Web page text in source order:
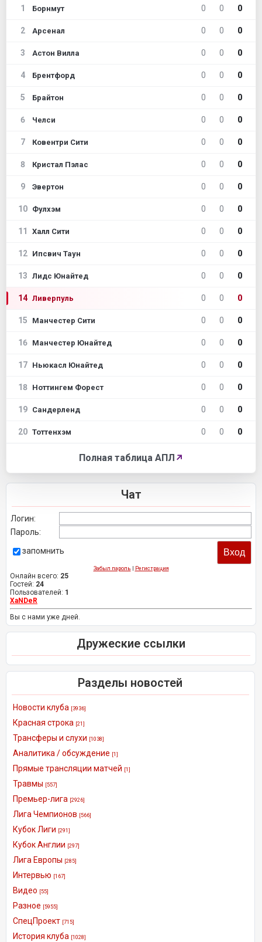
1 Борнмут 0 0 0
2 Арсенал 0 0 0
3 Астон Вилла 0 0 0
4 Брентфорд 0 0 0
5 Брайтон 0 0 0
6 Челси 0 0 0
7 Ковентри Сити 0 0 0
8 Кристал Пэлас 0 0 0
9 Эвертон 0 0 0
10 Фулхэм 0 0 0
11 Халл Сити 0 0 0
12 Ипсвич Таун 0 0 0
13 Лидс Юнайтед 0 0 0
14 Ливерпуль 0 0 0
15 Манчестер Сити 0 0 0
16 Манчестер Юнайтед 0 0 0
17 Ньюкасл Юнайтед 0 0 0
18 Ноттингем Форест 0 0 0
19 Сандерленд 0 0 0
20 Тоттенхэм 0 0 0
Полная таблица АПЛ ↗
Чат
Логин:
Пароль:
запомнить
Забыл пароль | Регистрация
Онлайн всего: 25
Гостей: 24
Пользователей: 1
XaNDeR
Вы с нами уже дней.
Дружеские ссылки
Разделы новостей
Новости клуба [3936]
Красная строка [21]
Трансферы и слухи [1038]
Аналитика / обсуждение [1]
Прямые трансляции матчей [1]
Травмы [557]
Премьер-лига [2926]
Лига Чемпионов [566]
Кубок Лиги [291]
Кубок Англии [297]
Лига Европы [285]
Интервью [167]
Видео [55]
Разное [5955]
СпецПроект [715]
История клуба [1028]